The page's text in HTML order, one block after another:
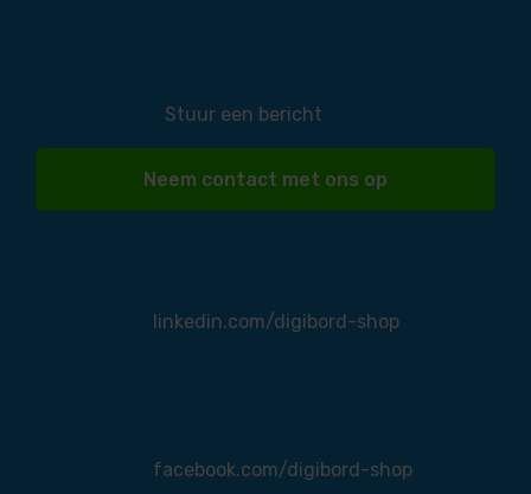
Stuur een bericht
Neem contact met ons op
linkedin.com/digibord-shop
facebook.com/digibord-shop